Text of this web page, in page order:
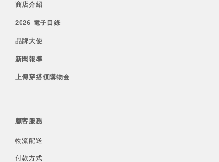
商店介紹
2026 電子目錄
品牌大使
新聞報導
上傳穿搭領購物金
顧客服務
物流配送
付款方式